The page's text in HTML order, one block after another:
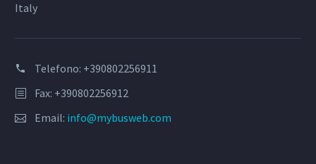
Italy
Telefono: +390802256911
Fax: +390802256912
Email: info@mybusweb.com